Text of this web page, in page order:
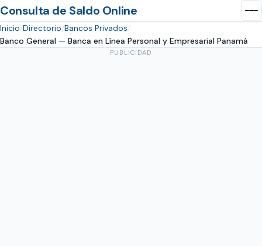
Consulta de Saldo Online
Inicio Directorio Bancos Privados
Banco General — Banca en Línea Personal y Empresarial Panamá
PUBLICIDAD